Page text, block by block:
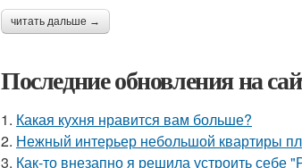
читать дальше →
Последние обновления на
1. Какая кухня нравится вам больше?
2. Нежный интерьер небольшой квартиры
3. Как-то внезапно я решила устроить